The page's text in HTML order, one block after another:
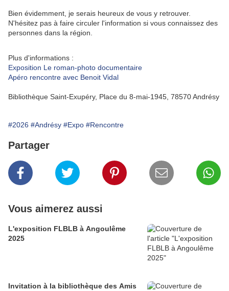
Bien évidemment, je serais heureux de vous y retrouver.
N'hésitez pas à faire circuler l'information si vous connaissez des
personnes dans la région.
Plus d'informations :
Exposition Le roman-photo documentaire
Apéro rencontre avec Benoit Vidal
Bibliothèque Saint-Exupéry, Place du 8-mai-1945, 78570 Andrésy
#2026 #Andrésy #Expo #Rencontre
Partager
Vous aimerez aussi
L'exposition FLBLB à Angoulême
2025
Invitation à la bibliothèque des Amis